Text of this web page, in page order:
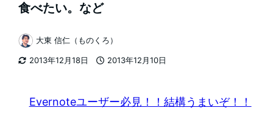
食べたい。など
2013年12月18日
2013年12月10日
著
者
大東 信仁（ものくろ）
Evernoteユーザー必見！！結構うまいぞ！！